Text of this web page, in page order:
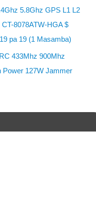
5.8Ghz GPS L1 L2
8078ATW-HGA $
pa 19 (1 Masamba)
433Mhz 900Mhz
Power 127W Jammer